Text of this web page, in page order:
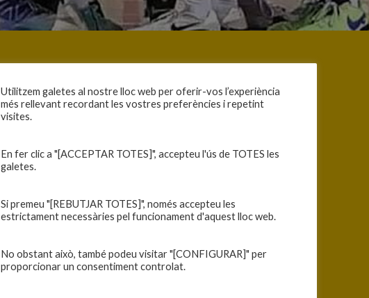
Utilitzem galetes al nostre lloc web per oferir-vos l’experiència
més rellevant recordant les vostres preferències i repetint
visites.
En fer clic a "[ACCEPTAR TOTES]", accepteu l'ús de TOTES les
galetes.
Si premeu "[REBUTJAR TOTES]", només accepteu les
estrictament necessàries pel funcionament d'aquest lloc web.
No obstant això, també podeu visitar "[CONFIGURAR]" per
proporcionar un consentiment controlat.